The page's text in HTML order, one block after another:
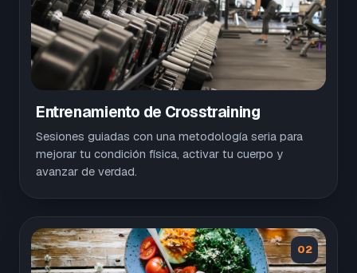
Entrenamiento de Crosstraining
Sesiones guiadas con una metodología seria para
mejorar tu condición física, activar tu cuerpo y
avanzar de verdad.
02